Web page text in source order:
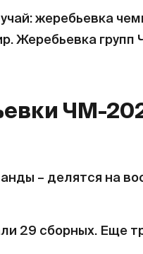
жеребьевка
Жеребьевка
ЧМ-
– делятся на
29 сборных. Еще